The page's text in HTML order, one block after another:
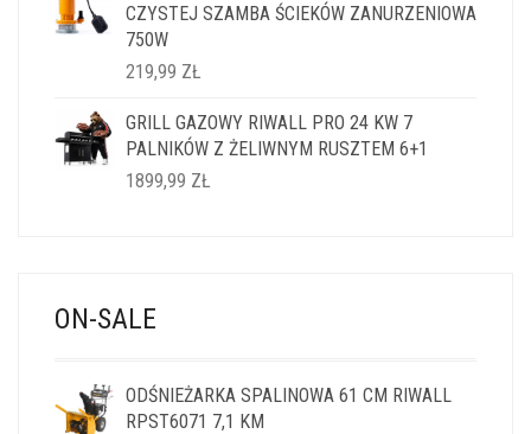
1499,99 ZŁ.1199,99 ZŁ.
CZYSTEJ SZAMBA ŚCIEKÓW ZANURZENIOWA
750W
219,99 ZŁ
GRILL GAZOWY RIWALL PRO 24 KW 7
PALNIKÓW Z ŻELIWNYM RUSZTEM 6+1
1899,99 ZŁ
ON-SALE
ODŚNIEŻARKA SPALINOWA 61 CM RIWALL
RPST6071 7,1 KM